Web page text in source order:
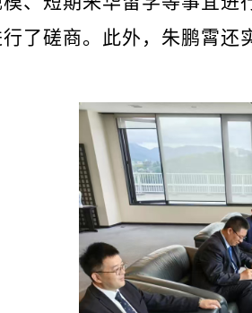
了磋商。此外，朱鹏霄